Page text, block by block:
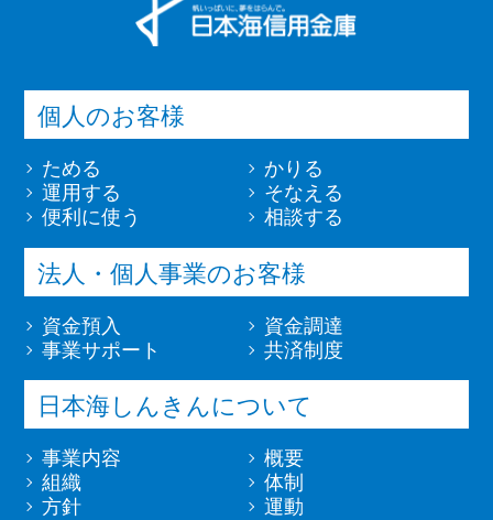
個人のお客様
ためる
かりる
運用する
そなえる
便利に使う
相談する
法人・個人事業のお客様
資金預入
資金調達
事業サポート
共済制度
日本海しんきんについて
事業内容
概要
組織
体制
方針
運動